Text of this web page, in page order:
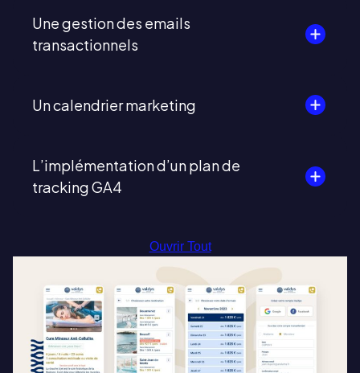
Une gestion des emails
transactionnels
Un calendrier marketing
L’implémentation d’un plan de
tracking GA4
Ouvrir Tout